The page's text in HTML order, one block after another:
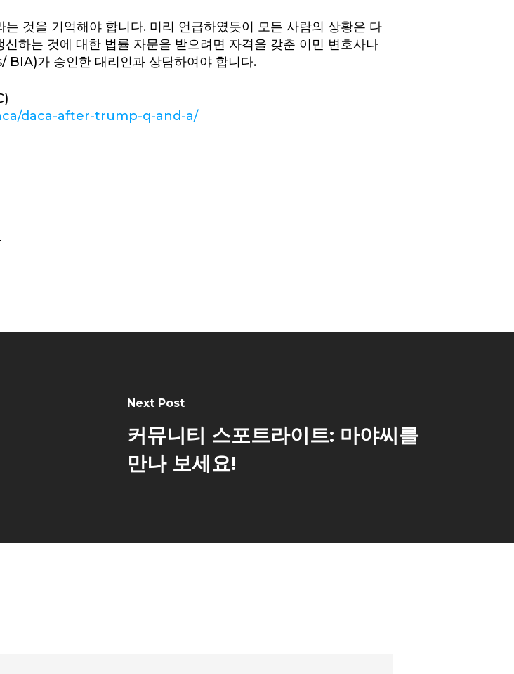
것을 기억해야 합니다. 미리 언급하였듯이 모든 사람의 상황은 다
하는 것에 대한 법률 자문을 받으려면 자격을 갖춘 이민 변호사나
가 승인한 대리인과 상담하여야 합니다.
daca-after-trump-q-and-a/
Next Post
커뮤니티 스포트라이트: 마야씨를
만나 보세요!